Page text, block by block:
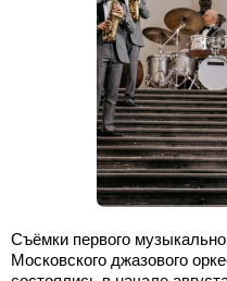
Съёмки первого
Московского джазового